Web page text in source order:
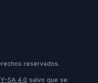
reservados.
SA 4.0 salvo que se